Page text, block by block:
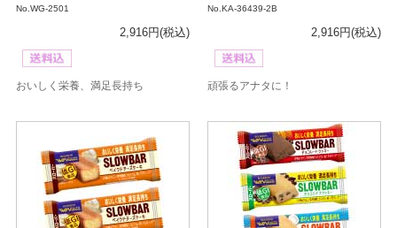
No.WG-2501
2,916円(税込)
おいしく栄養、満足長持ち
No.KA-36439-2B
2,916円(税込)
頑張るアナタに！